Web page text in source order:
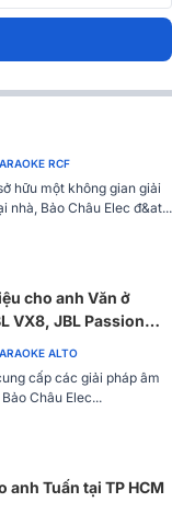
cho các dàn karaoke
hoặc các sự kiện
mẽ.
BPR-5800 giúp nâng
có tính năng điều
dàng điều chỉnh âm
RCF
hữu một không gian giải
nhà, Bảo Châu Elec đ&at...
cho anh Văn ở
VX8, JBL Passion
ALTO
cấp các giải pháp âm
Châu Elec...
anh Tuấn tại TP HCM